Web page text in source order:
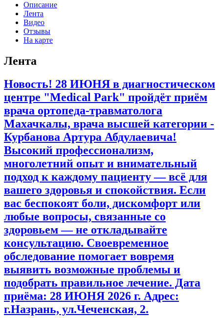
Описание
Лента
Видео
Отзывы
На карте
Лента
Новость! 28 ИЮНЯ в диагностическом
центре "Medical Park" пройдёт приём
врача ортопеда-травматолога
Махачкалы, врача высшей категории -
Курбанова Артура Абдулаевича!
Высокий профессионализм,
многолетний опыт и внимательный
подход к каждому пациенту — всё для
вашего здоровья и спокойствия. Если
вас беспокоят боли, дискомфорт или
любые вопросы, связанные со
здоровьем — не откладывайте
консультацию. Своевременное
обследование помогает вовремя
выявить возможные проблемы и
подобрать правильное лечение. Дата
приёма: 28 ИЮНЯ 2026 г. Адрес:
г.Назрань, ул.Чеченская, 2.